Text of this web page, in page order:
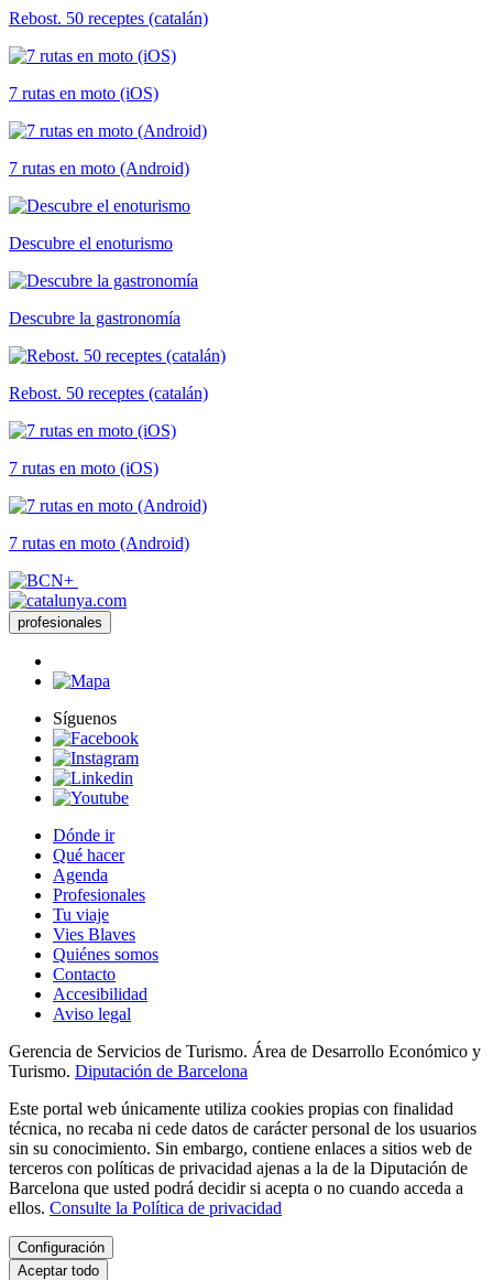
Rebost. 50 receptes (catalán)
7 rutas en moto (iOS)
7 rutas en moto (Android)
Descubre el enoturismo
Descubre la gastronomía
Rebost. 50 receptes (catalán)
7 rutas en moto (iOS)
7 rutas en moto (Android)
profesionales
Síguenos
Dónde ir
Qué hacer
Agenda
Profesionales
Tu viaje
Vies Blaves
Quiénes somos
Contacto
Accesibilidad
Aviso legal
Gerencia de Servicios de Turismo. Área de Desarrollo Económico y
Turismo. Diputación de Barcelona
Este portal web únicamente utiliza cookies propias con finalidad
técnica, no recaba ni cede datos de carácter personal de los usuarios
sin su conocimiento. Sin embargo, contiene enlaces a sitios web de
terceros con políticas de privacidad ajenas a la de la Diputación de
Barcelona que usted podrá decidir si acepta o no cuando acceda a
ellos. Consulte la Política de privacidad
Configuración
Aceptar todo